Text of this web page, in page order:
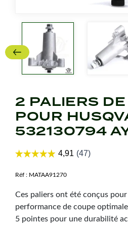
2 PALIERS
POUR
532130794
Réf : MATAA91270
Ces paliers ont été conçus
performance de coupe
5 pointes pour une durabilité